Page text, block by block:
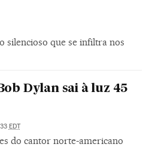
silencioso que se infiltra nos
Dylan sai à luz 45
EDT
do cantor norte-americano